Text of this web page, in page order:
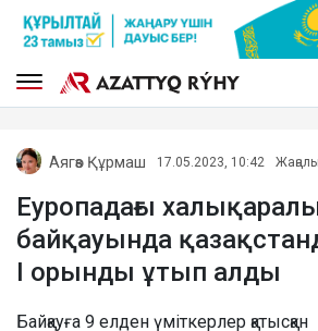
Аягөз Құрмаш 17.05.2023, 10:42
Еуропадағы
байқауында
I орынды ұтып алды
Байқауға 9 елден үміткерлер қатысқан